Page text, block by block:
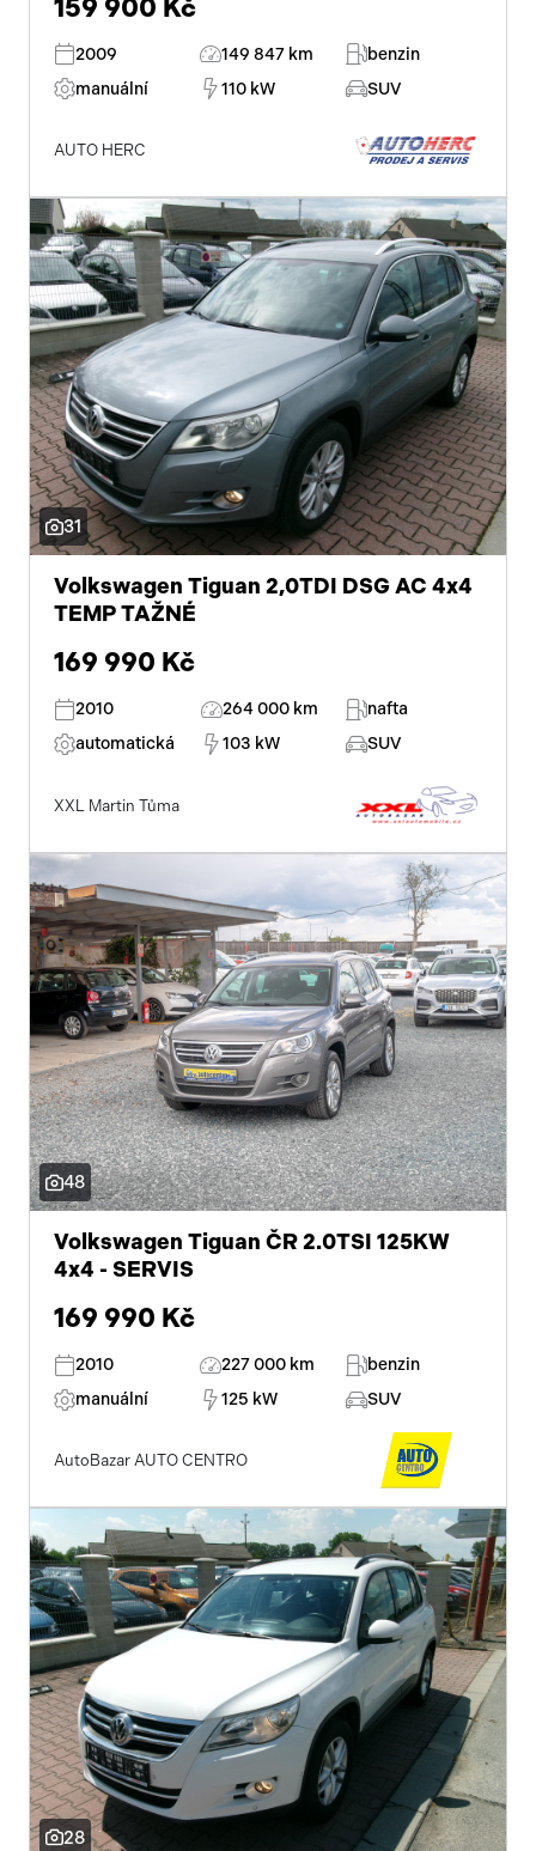
159 900 Kč
2009 149 847 km
benzin
manuální
110 kW SUV
AUTO HERC
Začátek reklamy
Konec reklamy
31
Volkswagen Tiguan 2,0TDI DSG AC 4x4
TEMP TAŽNÉ
169 990 Kč
2010 264 000 km
nafta
automatická
103 kW SUV
XXL Martin Tůma
48
Volkswagen Tiguan ČR 2.0TSI 125KW
4x4 - SERVIS
169 990 Kč
2010 227 000 km
benzin
manuální
125 kW SUV
AutoBazar AUTO CENTRO
28